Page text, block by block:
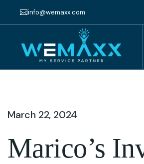
info@wemaxx.com
March 22, 2024
Marico’s